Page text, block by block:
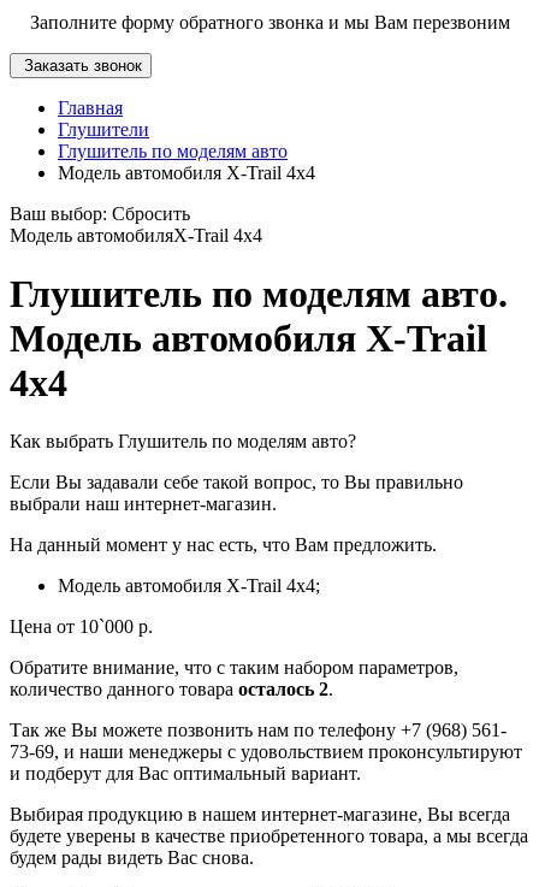
Заполните форму обратного звонка и мы Вам перезвоним
Заказать звонок
Главная
Глушители
Глушитель по моделям авто
Модель автомобиля X-Trail 4x4
Ваш выбор: Сбросить
Модель автомобиляX-Trail 4x4
Глушитель по моделям авто.
Модель автомобиля X-Trail
4x4
Как выбрать Глушитель по моделям авто?
Если Вы задавали себе такой вопрос, то Вы правильно
выбрали наш интернет-магазин.
На данный момент у нас есть, что Вам предложить.
Модель автомобиля X-Trail 4x4;
Цена от 10`000 р.
Обратите внимание, что с таким набором параметров,
количество данного товара осталось 2.
Так же Вы можете позвонить нам по телефону +7 (968) 561-
73-69, и наши менеджеры с удовольствием проконсультируют
и подберут для Вас оптимальный вариант.
Выбирая продукцию в нашем интернет-магазине, Вы всегда
будете уверены в качестве приобретенного товара, а мы всегда
будем рады видеть Вас снова.